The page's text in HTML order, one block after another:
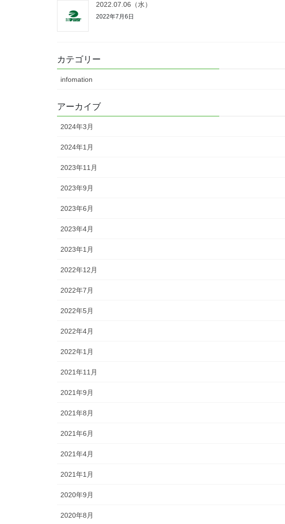
2022.07.06（水）
2022年7月6日
カテゴリー
infomation
アーカイブ
2024年3月
2024年1月
2023年11月
2023年9月
2023年6月
2023年4月
2023年1月
2022年12月
2022年7月
2022年5月
2022年4月
2022年1月
2021年11月
2021年9月
2021年8月
2021年6月
2021年4月
2021年1月
2020年9月
2020年8月